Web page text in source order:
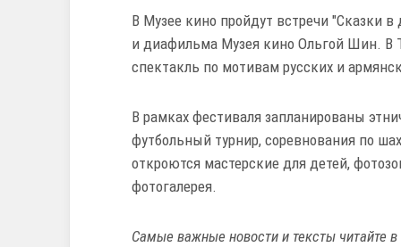
В Музее кино пройдут встречи "Сказки
и диафильма Музея кино Ольгой Шин. В
спектакль по мотивам русских и
В рамках фестиваля запланированы
футбольный турнир, соревнования по
откроются мастерские для детей,
фотогалерея.
Самые важные новости и тексты читайте